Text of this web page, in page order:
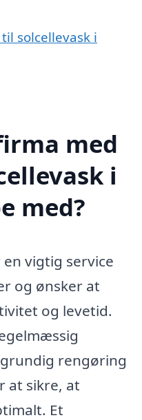
solcellevask i
med
i
med?
en vigtig service
og ønsker at
og levetid.
rengøring
at sikre, at
Et